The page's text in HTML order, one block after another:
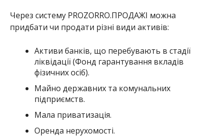
Через систему PROZORRO.ПРОДАЖІ можна
придбати чи продати різні види активів:
Активи банків, що перебувають в стадії
ліквідації (Фонд гарантування вкладів
фізичних осіб).
Майно державних та комунальних
підприємств.
Мала приватизація.
Оренда нерухомості.